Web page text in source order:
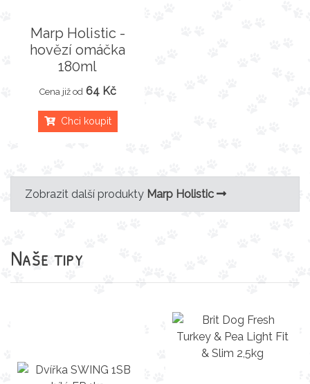
Marp Holistic -
hovězí omáčka
180ml
Cena již od 64 Kč
Chci koupit
Zobrazit další produkty Marp Holistic
Naše tipy